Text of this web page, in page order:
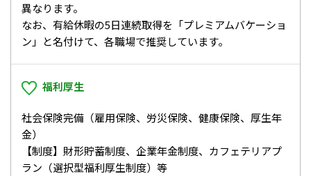
異なります。
なお、有給休暇の5日連続取得を「プレミアムバケーショ
ン」と名付けて、各職場で推奨しています。
福利厚生
社会保険完備（雇用保険、労災保険、健康保険、厚生年
金）
【制度】財形貯蓄制度、企業年金制度、カフェテリアプ
ラン（選択型福利厚生制度）等